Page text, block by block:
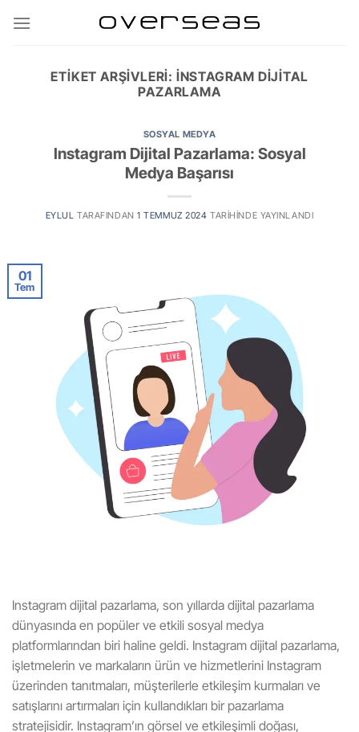
atla
ETIKET ARŞIVLERI: INSTAGRAM DIJITAL
PAZARLAMA
SOSYAL MEDYA
Instagram Dijital Pazarlama: Sosyal
Medya Başarısı
EYLUL TARAFINDAN 1 TEMMUZ 2024 TARIHINDE YAYINLANDI
01
Tem
Instagram dijital pazarlama, son yıllarda dijital pazarlama
dünyasında en popüler ve etkili sosyal medya
platformlarından biri haline geldi. Instagram dijital pazarlama,
işletmelerin ve markaların ürün ve hizmetlerini Instagram
üzerinden tanıtmaları, müşterilerle etkileşim kurmaları ve
satışlarını artırmaları için kullandıkları bir pazarlama
stratejisidir. Instagram’ın görsel ve etkileşimli doğası,